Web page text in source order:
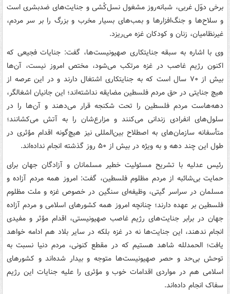
برخی دوّل غربی، شبانه‌روز مشغول نسل‌کُشی و جنایت‌های ضدبشری است
و سلاح‌ها و جنگ‌افزارها و بمب‌های بسیار مخرب و بزرگ را بر سر مردم،
غیرنظامیان، زنان و کودکان غزه می‌ریزد.
وی با اشاره به سبقه جنایتکاری صهیونیست‌ها، گفت: جنایات فجیعی که
اکنون رژیم غاصب در غزه مرتکب می‌شود، مختص امروز نیست، آن‌ها
بیش از ۷۰ سال است که به جنایتکاری اشتغال دارند و در این عرصه از
هیچ جنایتی در حق مردم فلسطین مضایقه نداشته‌اند؛ این جانیان اشغالگر،
دهه‌هاست مردم فلسطین را تحت شکنجه قرار می‌دهند و آن‌ها را در
سلول‌های انفرادی زندانی می‌کنند و مزارع‌شان را به آتش می‌کشانند؛
متأسفانه سازمان‌های به اصطلاح بین‌المللی نیز هیچ‌گونه اقدام مؤثری در
طول این چند دهه و به ویژه در بیش از ۵۰ روز گذشته انجام نداده‌اند.
رئیس عدلیه با تشریح مسئولیت خطیر مسلمانان و آزادگان جهان برای
حمایت بی‌شائبه از مردم مظلوم فلسطین، گفت: امروز همه مردم آزاده و
مسلمان در سراسر گیتی، وظیفه‌ای سنگین در خصوص غزه و ملت مظلوم
فلسطین بر عهده دارند؛ چنانچه امروز همه کشورهای اسلامی و مردم آزاده
جهان در برابر جنایت‌های رژیم غاصب صهیونیستی، اقدام مؤثر و مفیدی
انجام ندهند، این جنایت‌ها نه در غزه بلکه در سایر بلاد هم ادامه خواهد
یافت؛ الحمدلله شاهد هستیم که در مقطع کنونی، مردم دنیا نسبت به
توحش بی‌حد و حصر صهیونیست‌ها متوجه و بیدار شده‌اند و کشورهای
اسلامی هم در مواردی اقدامات خوب و مؤثری را علیه جنایات این رژیم
سفاک انجام داده‌اند.